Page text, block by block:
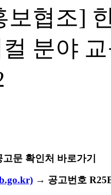
보협조]
분야
문 확인처 바로가기
→ 공고번호